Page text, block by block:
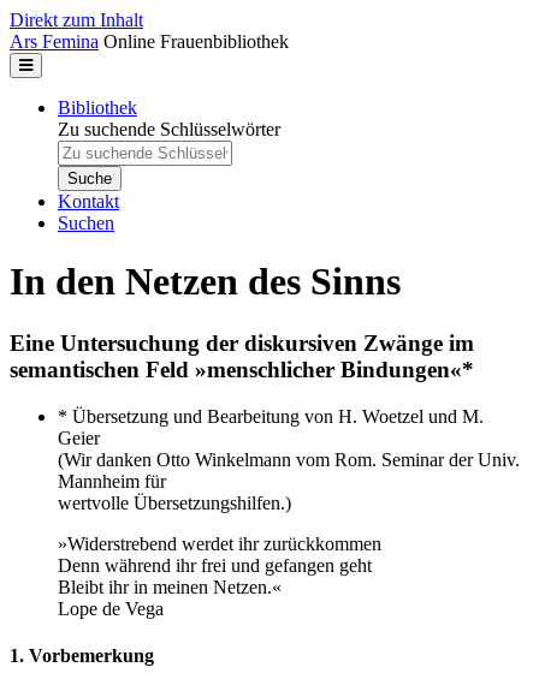
Direkt zum Inhalt
Ars Femina Online Frauenbibliothek
Bibliothek
Zu suchende Schlüsselwörter
Kontakt
Suchen
In den Netzen des Sinns
Eine Untersuchung der diskursiven Zwänge im
semantischen Feld »menschlicher Bindungen«*
* Übersetzung und Bearbeitung von H. Woetzel und M.
Geier
(Wir danken Otto Winkelmann vom Rom. Seminar der Univ.
Mannheim für
wertvolle Übersetzungshilfen.)
»Widerstrebend werdet ihr zurückkommen
Denn während ihr frei und gefangen geht
Bleibt ihr in meinen Netzen.«
Lope de Vega
1. Vorbemerkung